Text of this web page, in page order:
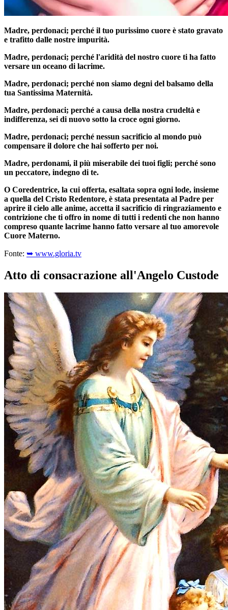
Madre, perdonaci; perché il tuo purissimo cuore è stato gravato
e trafitto dalle nostre impurità.
Madre, perdonaci; perché l'aridità del nostro cuore ti ha fatto
versare un oceano di lacrime.
Madre, perdonaci; perché non siamo degni del balsamo della
tua Santissima Maternità.
Madre, perdonaci; perché a causa della nostra crudeltà e
indifferenza, sei di nuovo sotto la croce ogni giorno.
Madre, perdonaci; perché nessun sacrificio al mondo può
compensare il dolore che hai sofferto per noi.
Madre, perdonami, il più miserabile dei tuoi figli; perché sono
un peccatore, indegno di te.
O Coredentrice, la cui offerta, esaltata sopra ogni lode, insieme
a quella del Cristo Redentore, è stata presentata al Padre per
aprire il cielo alle anime, accetta il sacrificio di ringraziamento e
contrizione che ti offro in nome di tutti i redenti che non hanno
compreso quante lacrime hanno fatto versare al tuo amorevole
Cuore Materno.
Fonte: ➥ www.gloria.tv
Atto di consacrazione all'Angelo Custode